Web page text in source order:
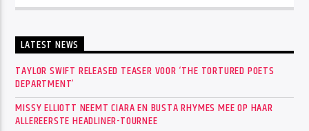
LATEST NEWS
TAYLOR SWIFT RELEASED TEASER VOOR ‘THE TORTURED POETS
DEPARTMENT’
MISSY ELLIOTT NEEMT CIARA EN BUSTA RHYMES MEE OP HAAR
ALLEREERSTE HEADLINER-TOURNEE